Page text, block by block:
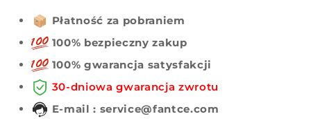
Płatność za pobraniem
100% bezpieczny zakup
100% gwarancja satysfakcji
30-dniowa gwarancja zwrotu
E-mail : service@fantce.com